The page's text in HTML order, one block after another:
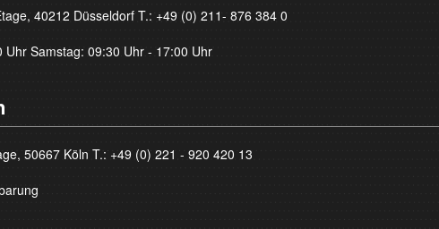
40212 Düsseldorf T.: +49 (0) 211- 876 384 0
Samstag: 09:30 Uhr - 17:00 Uhr
50667 Köln T.: +49 (0) 221 - 920 420 13